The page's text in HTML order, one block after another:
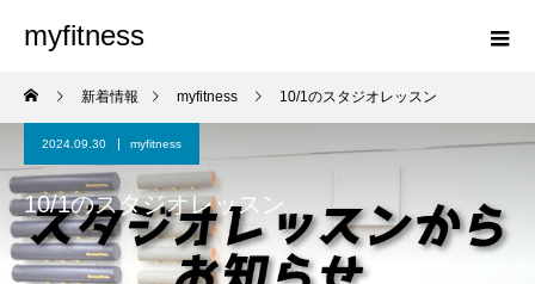
myfitness
新着情報 myfitness 10/1のスタジオレッスン
2024.09.30 myfitness
10/1のスタジオレッスン